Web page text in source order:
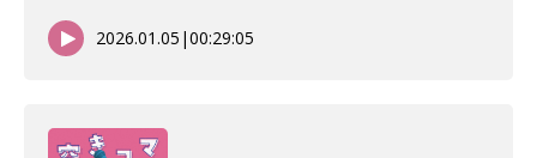
2026.01.05 |00:29:05